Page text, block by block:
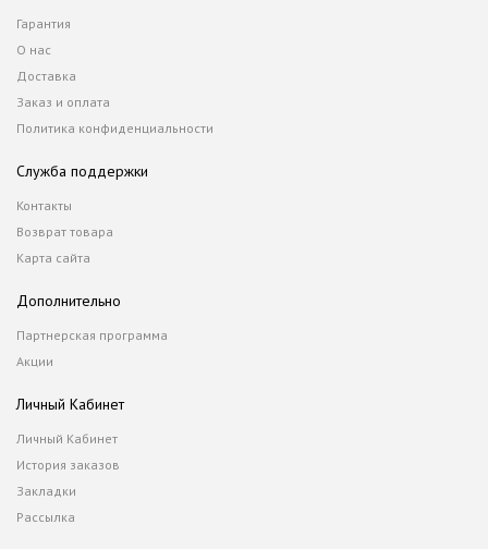
Гарантия
О нас
Доставка
Заказ и оплата
Политика конфиденциальности
Служба поддержки
Контакты
Возврат товара
Карта сайта
Дополнительно
Партнерская программа
Акции
Личный Кабинет
Личный Кабинет
История заказов
Закладки
Рассылка